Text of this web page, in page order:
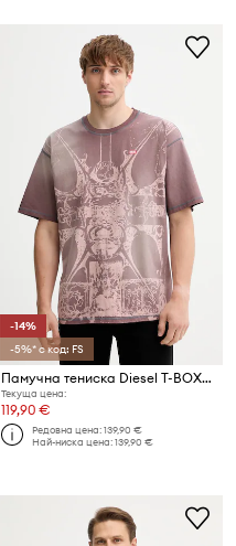
-14%
-5%* с код: FS
Памучна тениска Diesel T-BOXT-T13
Текуща цена:
119,90 €
Редовна цена:139,90 €
Най-ниска цена:139,90 €